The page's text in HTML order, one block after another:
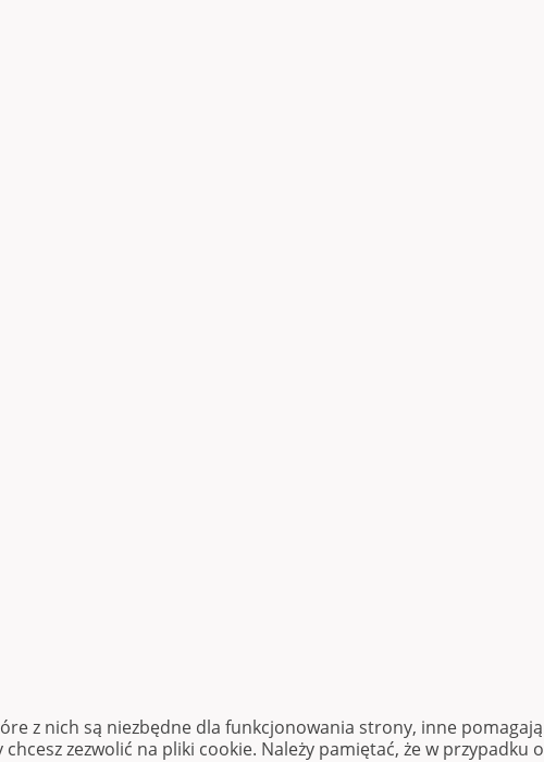
z nich są niezbędne dla funkcjonowania strony, inne
zezwolić na pliki cookie. Należy pamiętać, że w